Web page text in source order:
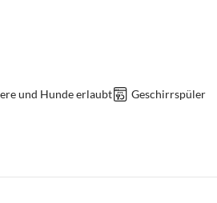
und Hunde erlaubt Geschirrspüler